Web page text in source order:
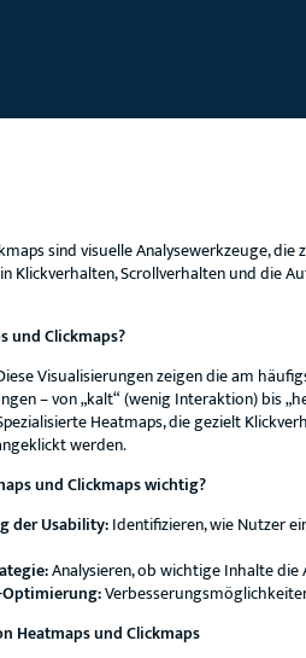
sind visuelle Analysewerkzeuge,
Klickverhalten, Scrollverhalten und die
und Clickmaps?
Visualisierungen zeigen die am
– von „kalt“ (wenig Interaktion) bis
Heatmaps, die gezielt
werden.
und Clickmaps wichtig?
der Usability:Identifizieren, wie Nutzer
Analysieren, ob wichtige Inhalte
Heatmaps und Clickmaps